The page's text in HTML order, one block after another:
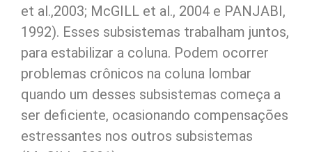
et al.,2003; McGILL et al., 2004 e PANJABI,
1992). Esses subsistemas trabalham juntos,
para estabilizar a coluna. Podem ocorrer
problemas crônicos na coluna lombar
quando um desses subsistemas começa a
ser deficiente, ocasionando compensações
estressantes nos outros subsistemas